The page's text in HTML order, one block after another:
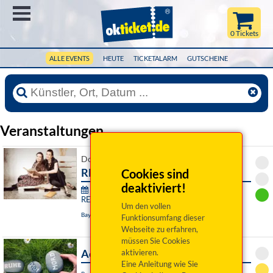
ALLE EVENTS HEUTE TICKETALARM GUTSCHEINE
0 Tickets
Cookies sind
deaktiviert!
Um den vollen
Funktionsumfang dieser
Webseite zu erfahren,
müssen Sie Cookies
aktivieren.
Eine Anleitung wie Sie
Veranstaltungen
Do 06. August 2026 19:00 Uhr
RE:SONANZ des Herzens
76. Festival junger Künstler Bayreuth -
RE:SONANZ:
Bayreuth, Das Zentrum
Achtsam Morden